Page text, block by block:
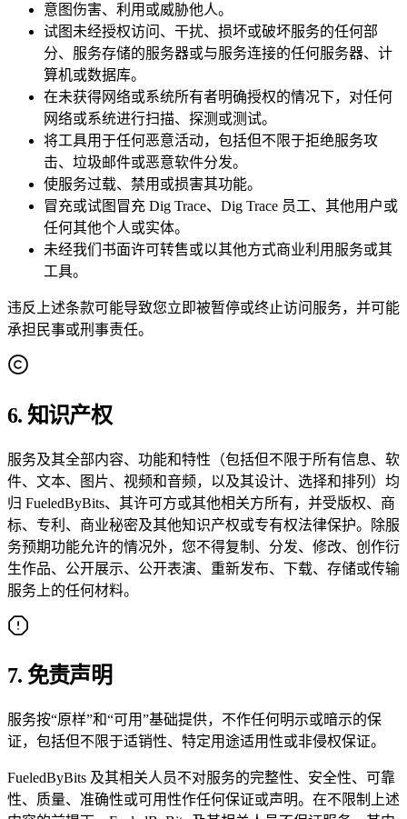
意图伤害、利用或威胁他人。
试图未经授权访问、干扰、损坏或破坏服务的任何部
分、服务存储的服务器或与服务连接的任何服务器、计
算机或数据库。
在未获得网络或系统所有者明确授权的情况下，对任何
网络或系统进行扫描、探测或测试。
将工具用于任何恶意活动，包括但不限于拒绝服务攻
击、垃圾邮件或恶意软件分发。
使服务过载、禁用或损害其功能。
冒充或试图冒充 Dig Trace、Dig Trace 员工、其他用户或
任何其他个人或实体。
未经我们书面许可转售或以其他方式商业利用服务或其
工具。
违反上述条款可能导致您立即被暂停或终止访问服务，并可能
承担民事或刑事责任。
6. 知识产权
服务及其全部内容、功能和特性（包括但不限于所有信息、软
件、文本、图片、视频和音频，以及其设计、选择和排列）均
归 FueledByBits、其许可方或其他相关方所有，并受版权、商
标、专利、商业秘密及其他知识产权或专有权法律保护。除服
务预期功能允许的情况外，您不得复制、分发、修改、创作衍
生作品、公开展示、公开表演、重新发布、下载、存储或传输
服务上的任何材料。
7. 免责声明
服务按“原样”和“可用”基础提供，不作任何明示或暗示的保
证，包括但不限于适销性、特定用途适用性或非侵权保证。
FueledByBits 及其相关人员不对服务的完整性、安全性、可靠
性、质量、准确性或可用性作任何保证或声明。在不限制上述